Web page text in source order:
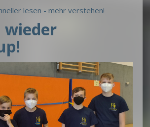
lesen - mehr verstehen!
wieder